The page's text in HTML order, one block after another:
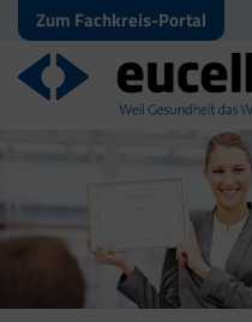
Zum Fachkreis-Portal